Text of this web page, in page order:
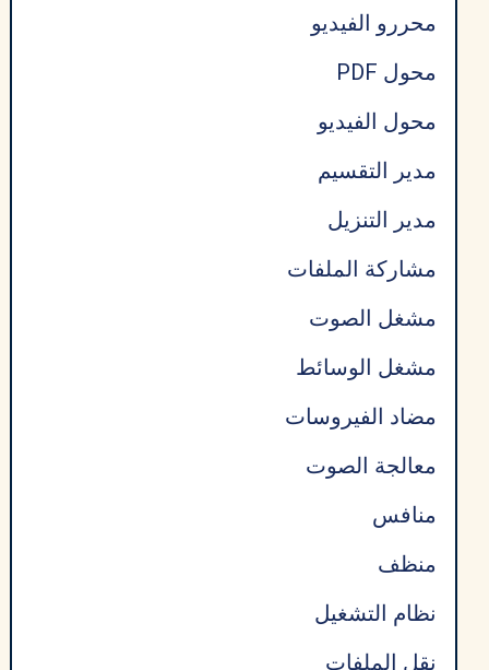
محررو الفيديو
محول PDF
محول الفيديو
مدير التقسيم
مدير التنزيل
مشاركة الملفات
مشغل الصوت
مشغل الوسائط
مضاد الفيروسات
معالجة الصوت
منافس
منظف
نظام التشغيل
نقل الملفات